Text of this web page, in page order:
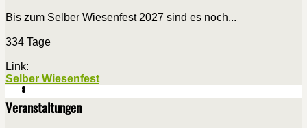
Bis zum Selber Wiesenfest 2027 sind es noch...
334 Tage
Link:
Selber Wiesenfest
Veranstaltungen